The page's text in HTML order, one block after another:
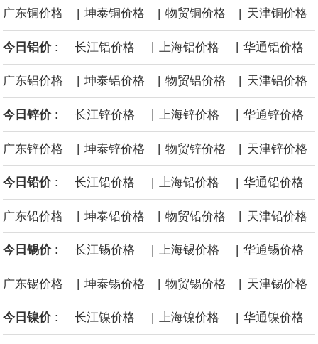
据央视新闻，从国家数据局了解到，目前，国家数据局正稳步推进
数据产权登记工作，加快全国一体化数据市场建设。数据产权登
记，简单理解就是为数据这一无形资产出具“身份证明”，类似于不动
产登记中心给房产发放不动产权证书。
8月6日，广钢气体与韩国大宗电子气体运营企业AF E&C签署具有法
双方将加速定制化“Super-N”解决方案在韩国半导体市场的落地应用
与批量交付。
广东铜价格 | 坤泰铜价格 | 物贸铜价格 | 天津铜价格
今日铝价 : 长江铝价格 上海铝价格 华通铝价格
广东铝价格 | 坤泰铝价格 | 物贸铝价格 | 天津铝价格
今日锌价 : 长江锌价格 上海锌价格 华通锌价格
广东锌价格 | 坤泰锌价格 | 物贸锌价格 | 天津锌价格
今日铅价 : 长江铅价格 | 上海铅价格 | 华通铅价格
广东铅价格 坤泰铅价格 物贸铅价格 天津铅价格
今日锡价 : 长江锡价格 | 上海锡价格 | 华通锡价格
广东锡价格 坤泰锡价格 物贸锡价格 天津锡价格
今日镍价 : 长江镍价格 | 上海镍价格 | 华通镍价格